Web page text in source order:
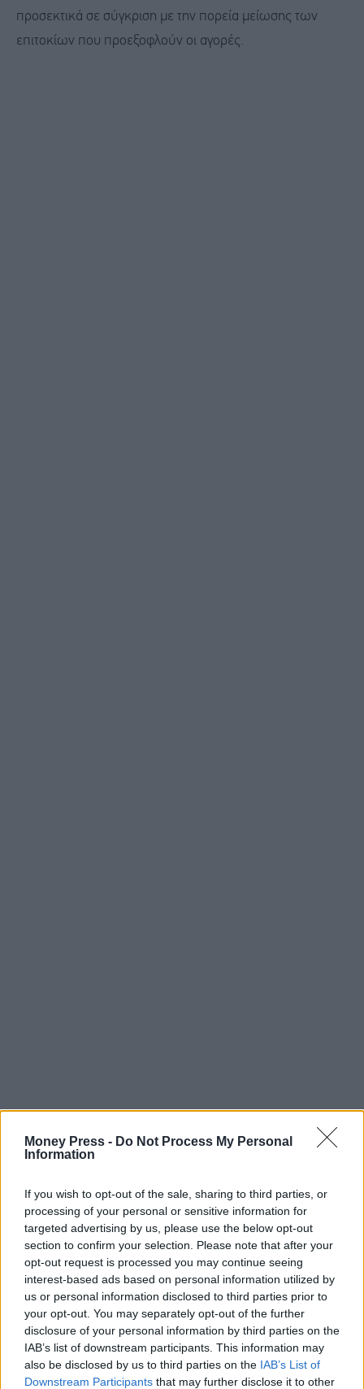
Money Press - Do Not Process My Personal
Information
If you wish to opt-out of the sale, sharing to third parties, or
processing of your personal or sensitive information for
targeted advertising by us, please use the below opt-out
section to confirm your selection. Please note that after your
opt-out request is processed you may continue seeing
interest-based ads based on personal information utilized by
us or personal information disclosed to third parties prior to
your opt-out. You may separately opt-out of the further
disclosure of your personal information by third parties on the
IAB’s list of downstream participants. This information may
also be disclosed by us to third parties on the IAB’s List of
Downstream Participants that may further disclose it to other
προσεκτικά σε σύγκριση με την πορεία μείωσης των
επιτοκίων που προεξοφλούν οι αγορές.